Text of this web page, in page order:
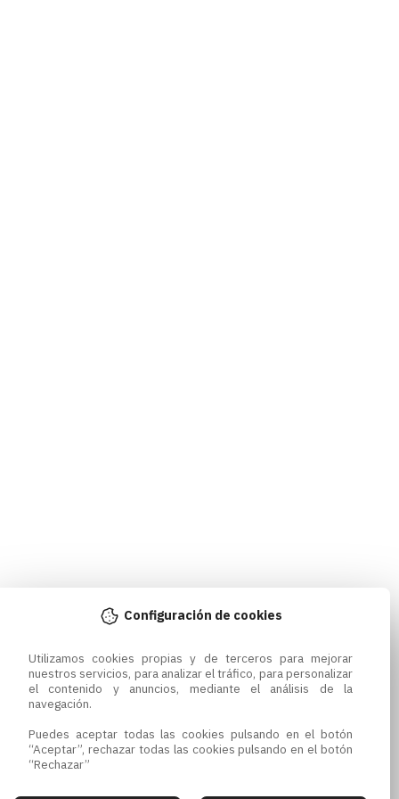
Configuración de cookies
Utilizamos cookies propias y de terceros para mejorar
nuestros servicios, para analizar el tráfico, para personalizar
el contenido y anuncios, mediante el análisis de la
navegación.
Puedes aceptar todas las cookies pulsando en el botón
“Aceptar”, rechazar todas las cookies pulsando en el botón
“Rechazar”